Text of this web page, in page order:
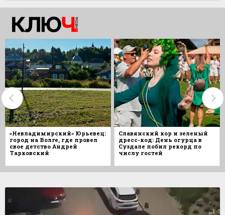
«Невладимирский» Юрьевец:
город на Волге, где провел
свое детство Андрей
Тарковский
Славянский кор и зеленый
дресс-код: День огурца в
Суздале побил рекорд по
числу гостей